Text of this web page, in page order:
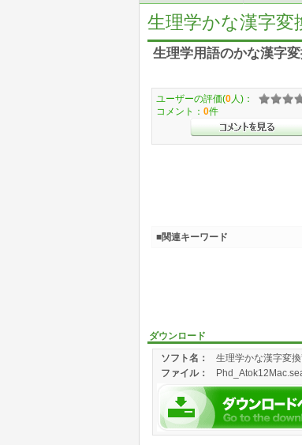
生理学かな漢字変
生理学用語のかな漢字
ダウンロード
ソフト名：
生理学かな漢字変
ファイル：
ユーザーの評価(0 人)：
コメント： 0件
■関連キーワード